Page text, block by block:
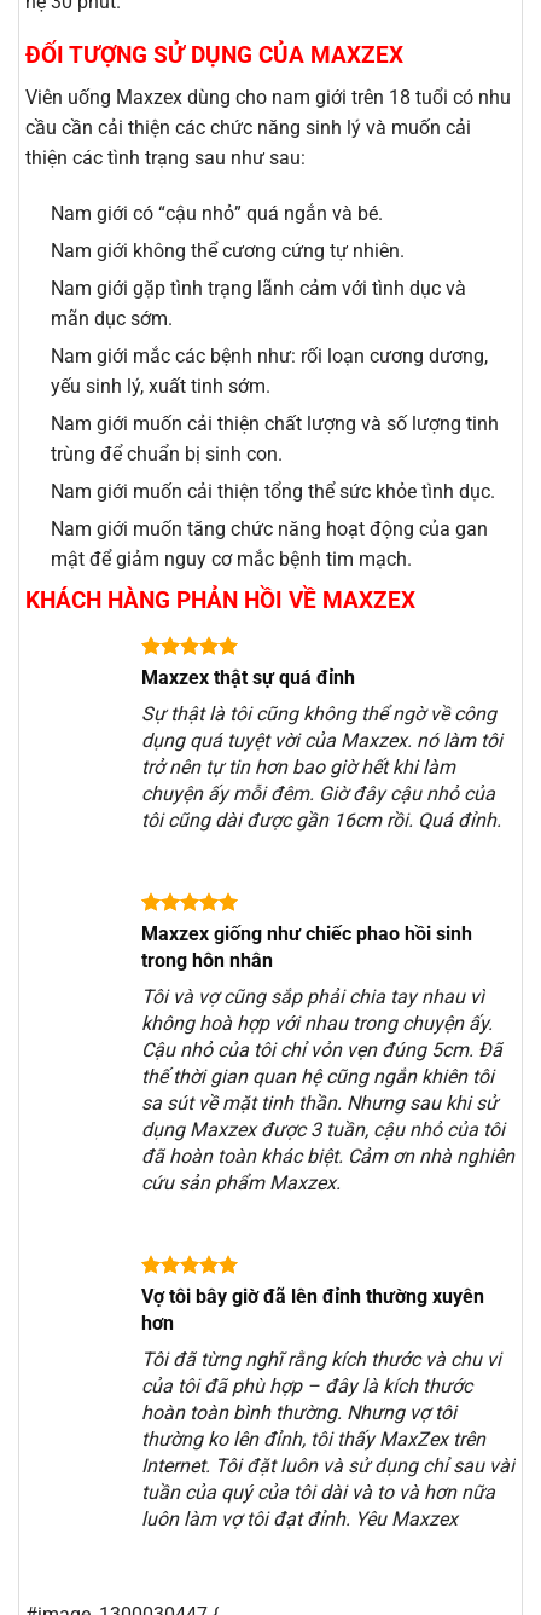
ĐỐI TƯỢNG SỬ DỤNG CỦA MAXZEX
Viên uống Maxzex dùng cho nam giới trên 18 tuổi có nhu
cầu cần cải thiện các chức năng sinh lý và muốn cải
thiện các tình trạng sau như sau:
Nam giới có “cậu nhỏ” quá ngắn và bé.
Nam giới không thể cương cứng tự nhiên.
Nam giới gặp tình trạng lãnh cảm với tình dục và
mãn dục sớm.
Nam giới mắc các bệnh như: rối loạn cương dương,
yếu sinh lý, xuất tinh sớm.
Nam giới muốn cải thiện chất lượng và số lượng tinh
trùng để chuẩn bị sinh con.
Nam giới muốn cải thiện tổng thể sức khỏe tình dục.
Nam giới muốn tăng chức năng hoạt động của gan
mật để giảm nguy cơ mắc bệnh tim mạch.
KHÁCH HÀNG PHẢN HỒI VỀ MAXZEX
Maxzex thật sự quá đỉnh
Sự thật là tôi cũng không thể ngờ về công
dụng quá tuyệt vời của Maxzex. nó làm tôi
trở nên tự tin hơn bao giờ hết khi làm
chuyện ấy mỗi đêm. Giờ đây cậu nhỏ của
tôi cũng dài được gần 16cm rồi. Quá đỉnh.
Maxzex giống như chiếc phao hồi sinh
trong hôn nhân
Tôi và vợ cũng sắp phải chia tay nhau vì
không hoà hợp với nhau trong chuyện ấy.
Cậu nhỏ của tôi chỉ vỏn vẹn đúng 5cm. Đã
thế thời gian quan hệ cũng ngắn khiên tôi
sa sút về mặt tinh thần. Nhưng sau khi sử
dụng Maxzex được 3 tuần, cậu nhỏ của tôi
đã hoàn toàn khác biệt. Cảm ơn nhà nghiên
cứu sản phẩm Maxzex.
Vợ tôi bây giờ đã lên đỉnh thường xuyên
hơn
Tôi đã từng nghĩ rằng kích thước và chu vi
của tôi đã phù hợp – đây là kích thước
hoàn toàn bình thường. Nhưng vợ tôi
thường ko lên đỉnh, tôi thấy MaxZex trên
Internet. Tôi đặt luôn và sử dụng chỉ sau vài
tuần của quý của tôi dài và to và hơn nữa
luôn làm vợ tôi đạt đỉnh. Yêu Maxzex